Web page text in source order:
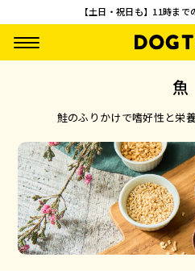
【土日・祝日も】11時まで
【先着100名様限
定】やわらか乳酸菌
スティック3種セッ
ト 無料プレゼント
(税込)
【お一人様1回限
り・送料無料】おや
つお試し10点セッ
ト
¥2,500 (税込)
¥
魚
鮭のふりかけで嗜好性と栄